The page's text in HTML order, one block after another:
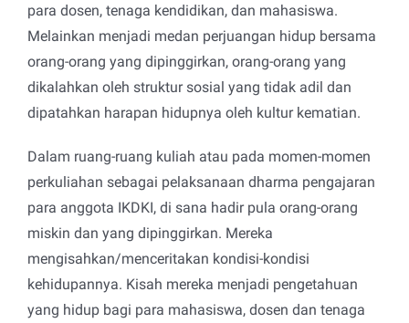
para dosen, tenaga kendidikan, dan mahasiswa.
Melainkan menjadi medan perjuangan hidup bersama
orang-orang yang dipinggirkan, orang-orang yang
dikalahkan oleh struktur sosial yang tidak adil dan
dipatahkan harapan hidupnya oleh kultur kematian.
Dalam ruang-ruang kuliah atau pada momen-momen
perkuliahan sebagai pelaksanaan dharma pengajaran
para anggota IKDKI, di sana hadir pula orang-orang
miskin dan yang dipinggirkan. Mereka
mengisahkan/menceritakan kondisi-kondisi
kehidupannya. Kisah mereka menjadi pengetahuan
yang hidup bagi para mahasiswa, dosen dan tenaga